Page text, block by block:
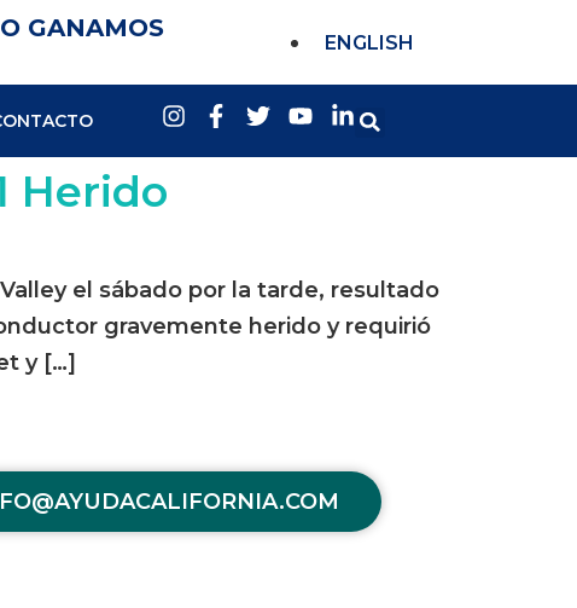
GANAMOS ENGLISH
Herido
el sábado por la tarde, resultado
gravemente herido y requirió
y […]